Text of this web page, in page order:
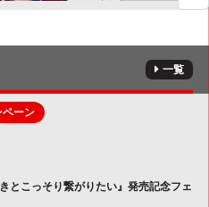
一覧
ペーン
とこっそり繋がりたい』発売記念フェ